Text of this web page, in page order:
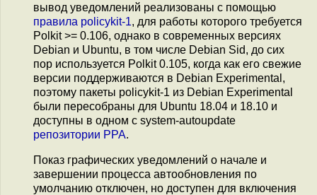
вывод уведомлений реализованы с помощью
правила policykit-1, для работы которого требуется
Polkit >= 0.106, однако в современных версиях
Debian и Ubuntu, в том числе Debian Sid, до сих
пор используется Polkit 0.105, когда как его свежие
версии поддерживаются в Debian Experimental,
поэтому пакеты policykit-1 из Debian Experimental
были пересобраны для Ubuntu 18.04 и 18.10 и
доступны в одном с system-autoupdate
репозитории PPA.
Показ графических уведомлений о начале и
завершении процесса автообновления по
умолчанию отключен, но доступен для включения